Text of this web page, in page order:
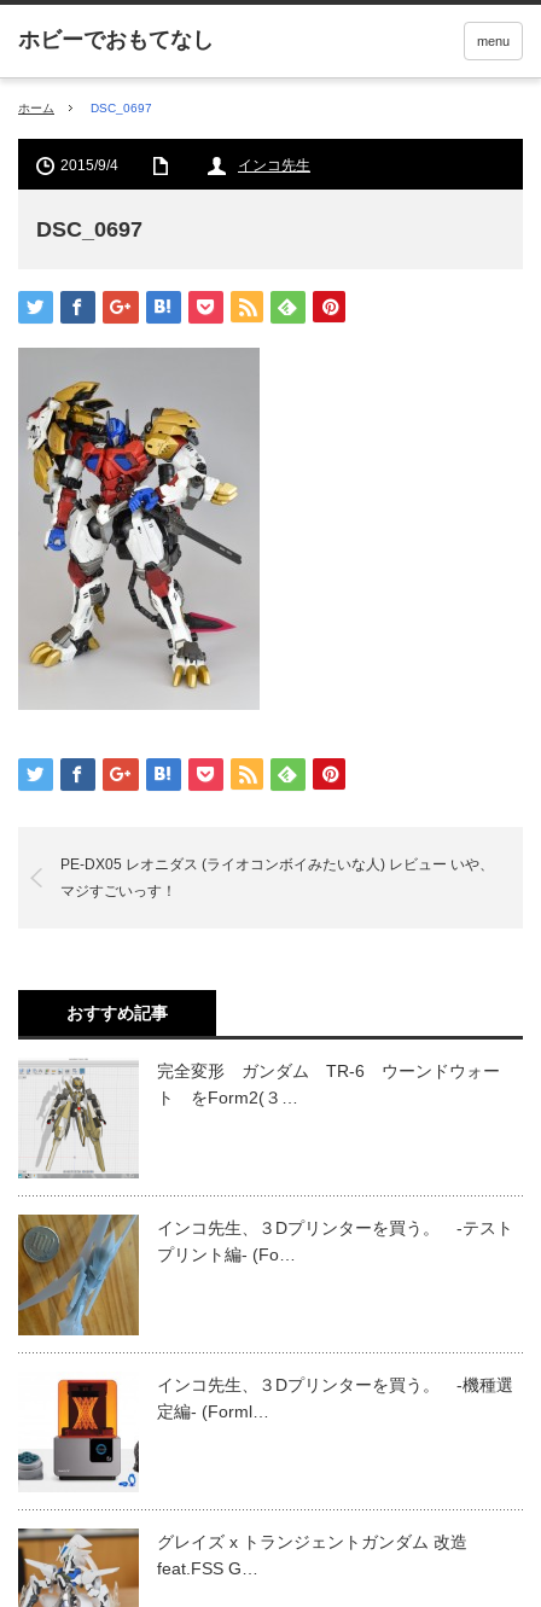
menu
ホーム DSC_0697
2015/9/4 インコ先生
DSC_0697
PE-DX05 レオニダス (ライオコンボイみたいな人) レビュー いや、
マジすごいっす！
おすすめ記事
完全変形 ガンダム TR-6 ウーンドウォー
ト をForm2(３…
インコ先生、３Dプリンターを買う。 -テスト
プリント編- (Fo…
インコ先生、３Dプリンターを買う。 -機種選
定編- (Forml…
グレイズ x トランジェントガンダム 改造
feat.FSS G…